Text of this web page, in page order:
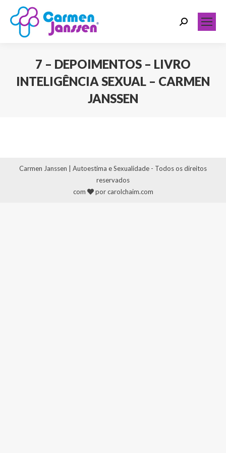
Search:
7 – DEPOIMENTOS – LIVRO
INTELIGÊNCIA SEXUAL – CARMEN
JANSSEN
Carmen Janssen | Autoestima e Sexualidade - Todos os direitos
reservados
com
por carolchaim.com